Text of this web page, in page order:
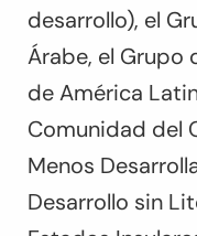
desarrollo), el
Árabe, el Grupo
de América
Comunidad del
Menos
Desarrollo sin